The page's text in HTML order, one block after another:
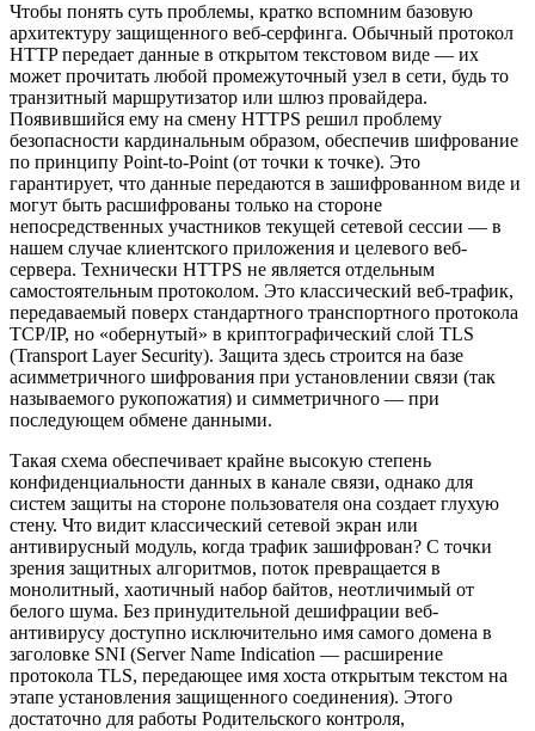
Чтобы понять суть проблемы, кратко вспомним базовую
архитектуру защищенного веб-серфинга. Обычный протокол
HTTP передает данные в открытом текстовом виде — их
может прочитать любой промежуточный узел в сети, будь то
транзитный маршрутизатор или шлюз провайдера.
Появившийся ему на смену HTTPS решил проблему
безопасности кардинальным образом, обеспечив шифрование
по принципу Point-to-Point (от точки к точке). Это
гарантирует, что данные передаются в зашифрованном виде и
могут быть расшифрованы только на стороне
непосредственных участников текущей сетевой сессии — в
нашем случае клиентского приложения и целевого веб-
сервера. Технически HTTPS не является отдельным
самостоятельным протоколом. Это классический веб-трафик,
передаваемый поверх стандартного транспортного протокола
TCP/IP, но «обернутый» в криптографический слой TLS
(Transport Layer Security). Защита здесь строится на базе
асимметричного шифрования при установлении связи (так
называемого рукопожатия) и симметричного — при
последующем обмене данными.
Такая схема обеспечивает крайне высокую степень
конфиденциальности данных в канале связи, однако для
систем защиты на стороне пользователя она создает глухую
стену. Что видит классический сетевой экран или
антивирусный модуль, когда трафик зашифрован? С точки
зрения защитных алгоритмов, поток превращается в
монолитный, хаотичный набор байтов, неотличимый от
белого шума. Без принудительной дешифрации веб-
антивирусу доступно исключительно имя самого домена в
заголовке SNI (Server Name Indication — расширение
протокола TLS, передающее имя хоста открытым текстом на
этапе установления защищенного соединения). Этого
достаточно для работы Родительского контроля,